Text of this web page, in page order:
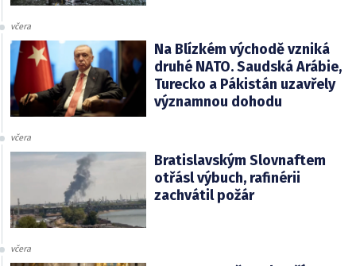
včera
Na Blízkém východě vzniká
druhé NATO. Saudská Arábie,
Turecko a Pákistán uzavřely
významnou dohodu
včera
Bratislavským Slovnaftem
otřásl výbuch, rafinérii
zachvátil požár
včera